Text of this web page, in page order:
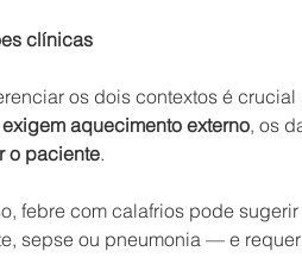
clínicas
os dois contextos é
aquecimento externo, os
o paciente.
febre com calafrios pode
sepse ou pneumonia — e